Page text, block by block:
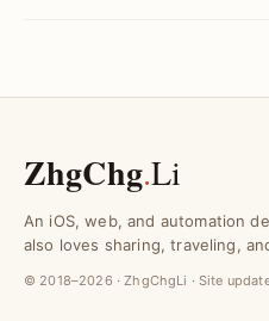
ZhgChg.Li
An iOS, web, and automation
also loves sharing, traveling,
© 2018–2026 · ZhgChgLi · Site